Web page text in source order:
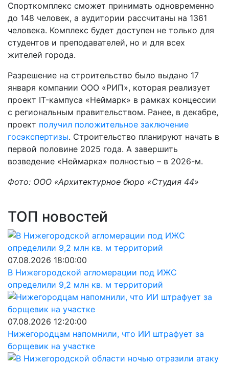
Спорткомплекс сможет принимать одновременно
до 148 человек, а аудитории рассчитаны на 1361
человека. Комплекс будет доступен не только для
студентов и преподавателей, но и для всех
жителей города.
Разрешение на строительство было выдано 17
января компании ООО «РИП», которая реализует
проект IT-кампуса «Неймарк» в рамках концессии
с региональным правительством. Ранее, в декабре,
проект получил положительное заключение
госэкспертизы. Строительство планируют начать в
первой половине 2025 года. А завершить
возведение «Неймарка» полностью – в 2026-м.
Фото: ООО «Архитектурное бюро «Студия 44»
ТОП новостей
07.08.2026 18:00:00
В Нижегородской агломерации под ИЖС
определили 9,2 млн кв. м территорий
07.08.2026 12:20:00
Нижегородцам напомнили, что ИИ штрафует за
борщевик на участке